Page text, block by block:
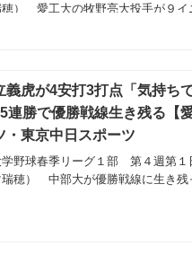
穂） 愛工大の牧野亮大投手が９イ
義虎が4安打3打点「気持ち
連勝で優勝戦線生き残る【
・東京中日スポーツ
野球春季リーグ１部 第４週第
穂） 中部大が優勝戦線に生き残